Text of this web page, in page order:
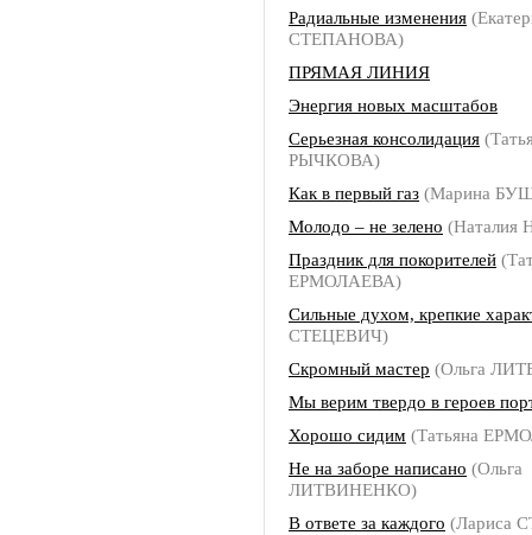
Радиальные изменения
СТЕПАНОВА)
ПРЯМАЯ ЛИНИЯ
Энергия новых масштабов
Серьезная консолидация
РЫЧКОВА)
Как в первый газ (Марина
Молодо – не зелено
Праздник для покорителей
ЕРМОЛАЕВА)
Сильные духом, крепкие
СТЕЦЕВИЧ)
Скромный мастер (Ольга
Мы верим твердо в героев
Хорошо сидим (Татьяна
Не на заборе написано (Ольга
ЛИТВИНЕНКО)
В ответе за каждого (Лариса